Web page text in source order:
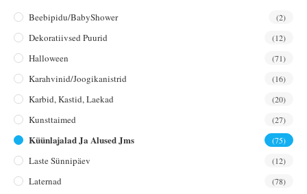
Beebipidu/BabyShower (2)
Dekoratiivsed Puurid (12)
Halloween (71)
Karahvinid/joogikanistrid (16)
Karbid, Kastid, Laekad (20)
Kunsttaimed (27)
Küünlajalad Ja Alused Jms (75)
Laste Sünnipäev (12)
Laternad (78)